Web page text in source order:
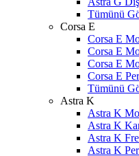
Tümünü
Corsa E
Corsa E
Corsa E
Corsa E
Corsa E
Tümünü
Astra K
Astra K
Astra K
Astra K
Astra K